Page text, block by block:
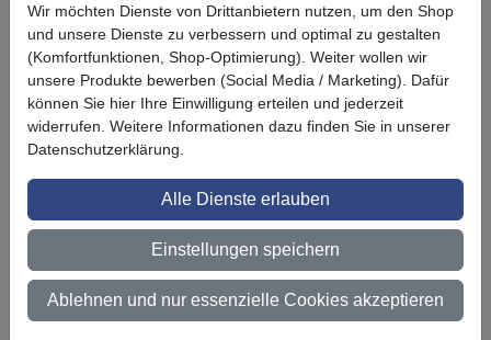
den Car Wrapping Schulungen, Scheibentönung Schulungen und
Möbelfolierung Schulungen - theoretische und praktische
Kenntnisse der Folienverklebung. Sie erhalten ein fundiertes
Fachwissen und ein Teilnahmezertifikat. Nehmen Sie gleich
Kontakt mit uns auf - wir beraten sie gerne.
Sehr gerne organisieren wir auch Schulungen in Ihren
Räumlichkeiten. Sprechen Sie uns an und wir kümmern uns um
Zu unseren Schulungsangeboten
Wir möchten Dienste von Drittanbietern nutzen, um den Shop
und unsere Dienste zu verbessern und optimal zu gestalten
(Komfortfunktionen, Shop-Optimierung). Weiter wollen wir
unsere Produkte bewerben (Social Media / Marketing). Dafür
können Sie hier Ihre Einwilligung erteilen und jederzeit
widerrufen. Weitere Informationen dazu finden Sie in unserer
Datenschutzerklärung.
Alle Dienste erlauben
Einstellungen speichern
Ablehnen und nur essenzielle Cookies akzeptieren